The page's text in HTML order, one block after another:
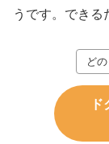
うです。できる
ど